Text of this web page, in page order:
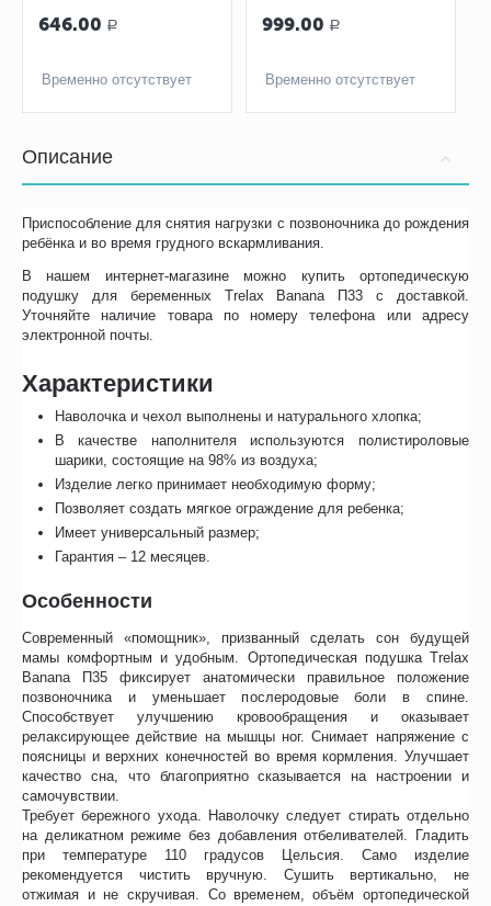
646.00 Р
Временно отсутствует
999.00 Р
Временно отсутствует
Описание
Приспособление для снятия нагрузки с позвоночника до рождения
ребёнка и во время грудного вскармливания.
В нашем интернет-магазине можно купить ортопедическую
подушку для беременных Trelax Banana П33 с доставкой.
Уточняйте наличие товара по номеру телефона или адресу
электронной почты.
Характеристики
Наволочка и чехол выполнены и натурального хлопка;
В качестве наполнителя используются полистироловые
шарики, состоящие на 98% из воздуха;
Изделие легко принимает необходимую форму;
Позволяет создать мягкое ограждение для ребенка;
Имеет универсальный размер;
Гарантия – 12 месяцев.
Особенности
Современный «помощник», призванный сделать сон будущей
мамы комфортным и удобным. Ортопедическая подушка Trelax
Banana П35 фиксирует анатомически правильное положение
позвоночника и уменьшает послеродовые боли в спине.
Способствует улучшению кровообращения и оказывает
релаксирующее действие на мышцы ног. Снимает напряжение с
поясницы и верхних конечностей во время кормления. Улучшает
качество сна, что благоприятно сказывается на настроении и
самочувствии.
Требует бережного ухода. Наволочку следует стирать отдельно
на деликатном режиме без добавления отбеливателей. Гладить
при температуре 110 градусов Цельсия. Само изделие
рекомендуется чистить вручную. Сушить вертикально, не
отжимая и не скручивая. Со временем, объём ортопедической